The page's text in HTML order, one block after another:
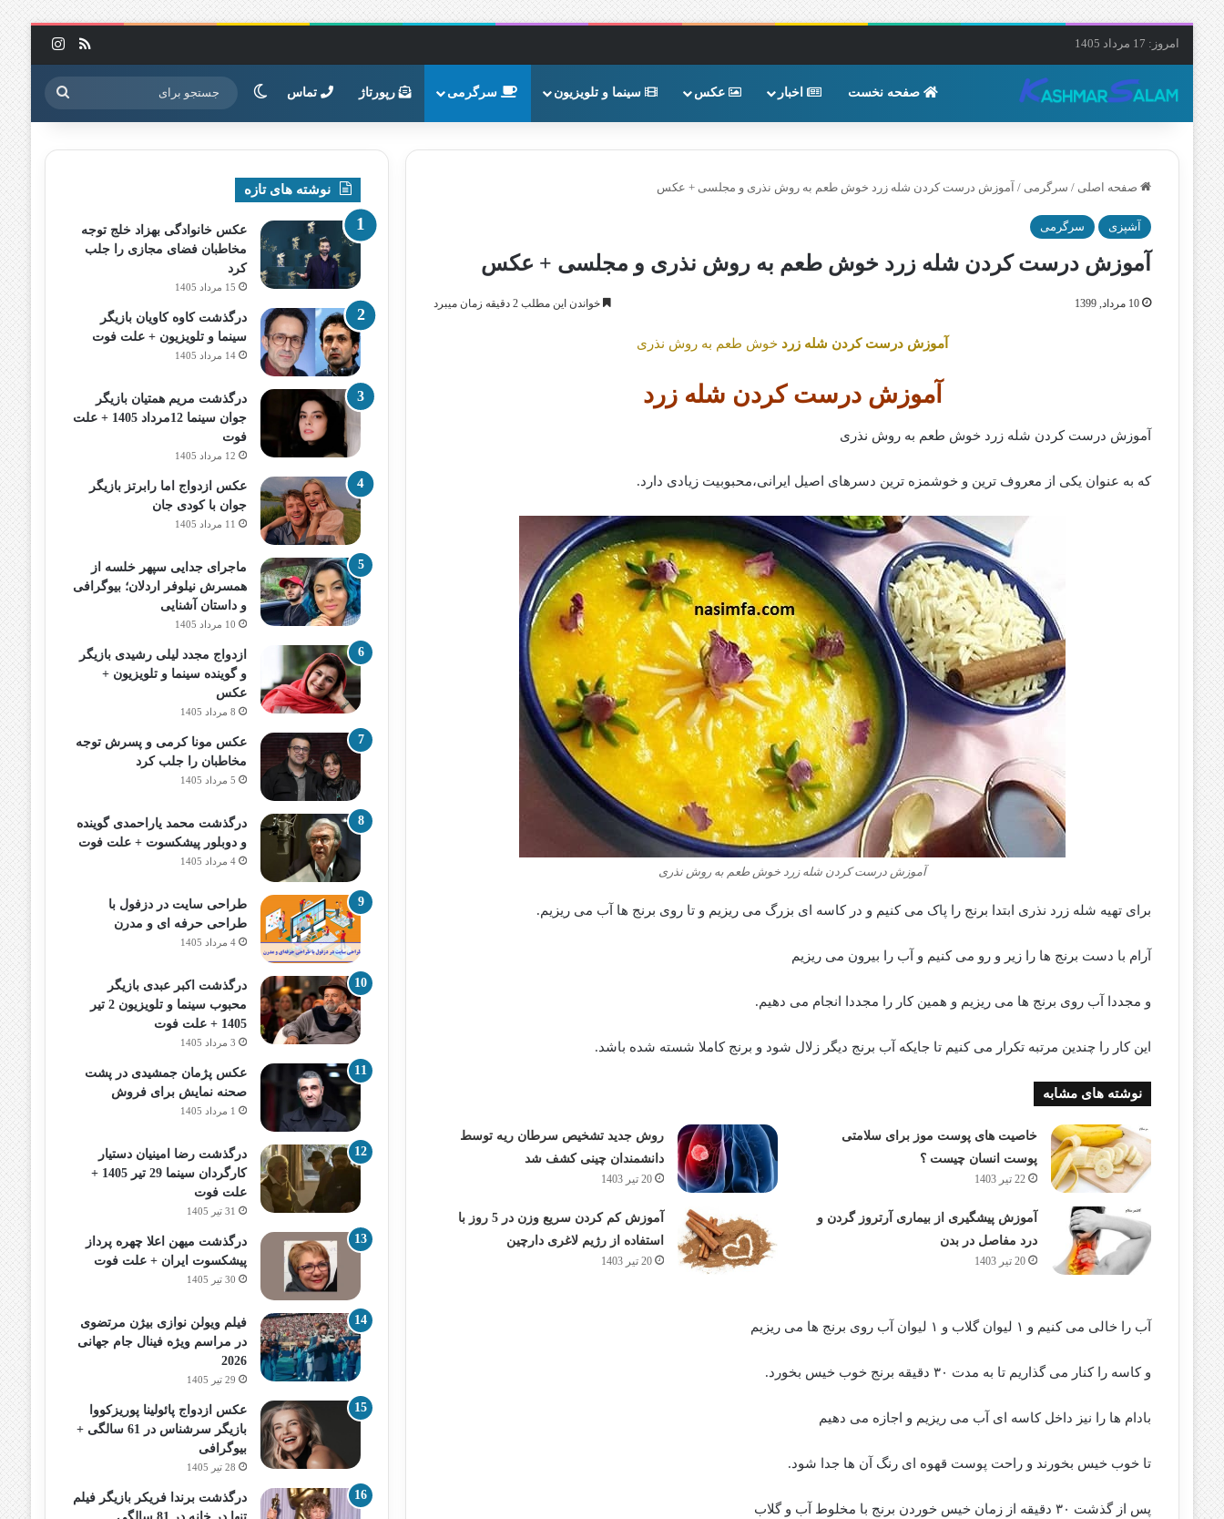
امروز: 17 مرداد 1405 خوراک
صفحه نخست اخبار عکس سینما و تلویزیون سرگرمی رپورتاژ تماس تغییر پوسته جستجو
برای
صفحه اصلی / سرگرمی / آموزش درست کردن شله زرد خوش طعم به روش نذری و مجلسی + عکس
آشپزی سرگرمی
آموزش درست کردن شله زرد خوش طعم به روش نذری و مجلسی + عکس
10 مرداد, 1399 خواندن این مطلب 2 دقیقه زمان میبرد
آموزش درست کردن شله زرد خوش طعم به روش نذری
آموزش درست کردن شله زرد
آموزش درست کردن شله زرد خوش طعم به روش نذری
که به عنوان یکی از معروف ترین و خوشمزه ترین دسرهای اصیل ایرانی،محبوبیت زیادی دارد.
آموزش درست کردن شله زرد خوش طعم به روش نذری
برای تهیه شله زرد نذری ابتدا برنج را پاک می کنیم و در کاسه ای بزرگ می ریزیم و تا روی برنج ها آب می ریزیم.
آرام با دست برنج ها را زیر و رو می کنیم و آب را بیرون می ریزیم
و مجددا آب روی برنج ها می ریزیم و همین کار را مجددا انجام می دهیم.
این کار را چندین مرتبه تکرار می کنیم تا جایکه آب برنج دیگر زلال شود و برنج کاملا شسته شده باشد.
نوشته های مشابه
خاصیت های پوست موز برای سلامتی
پوست انسان چیست ؟
22 تیر 1403
روش جدید تشخیص سرطان ریه توسط
دانشمندان چینی کشف شد
20 تیر 1403
آموزش پیشگیری از بیماری آرتروز گردن و
درد مفاصل در بدن
20 تیر 1403
آموزش کم کردن سریع وزن در 5 روز با
استفاده از رژیم لاغری دارچین
20 تیر 1403
آب را خالی می کنیم و ۱ لیوان گلاب و ۱ لیوان آب روی برنج ها می ریزیم
و کاسه را کنار می گذاریم تا به مدت ۳۰ دقیقه برنج خوب خیس بخورد.
بادام ها را نیز داخل کاسه ای آب می ریزیم و اجازه می دهیم
تا خوب خیس بخورند و راحت پوست قهوه ای رنگ آن ها جدا شود.
پس از گذشت ۳۰ دقیقه از زمان خیس خوردن برنج با مخلوط آب و گلاب
نوشته های تازه
عکس خانوادگی بهزاد خلج توجه
مخاطبان فضای مجازی را جلب
کرد
15 مرداد 1405
درگذشت کاوه کاویان بازیگر
سینما و تلویزیون + علت فوت
14 مرداد 1405
درگذشت مریم همتیان بازیگر
جوان سینما 12مرداد 1405 + علت
فوت
12 مرداد 1405
عکس ازدواج اما رابرتز بازیگر
جوان با کودی جان
11 مرداد 1405
ماجرای جدایی سپهر خلسه از
همسرش نیلوفر اردلان؛ بیوگرافی
و داستان آشنایی
10 مرداد 1405
ازدواج مجدد لیلی رشیدی بازیگر
و گوینده سینما و تلویزیون +
عکس
8 مرداد 1405
عکس مونا کرمی و پسرش توجه
مخاطبان را جلب کرد
5 مرداد 1405
درگذشت محمد یاراحمدی گوینده
و دوبلور پیشکسوت + علت فوت
4 مرداد 1405
طراحی سایت در دزفول با
طراحی حرفه‌ ای و مدرن
4 مرداد 1405
درگذشت اکبر عبدی بازیگر
محبوب سینما و تلویزیون 2 تیر
1405 + علت فوت
3 مرداد 1405
عکس پژمان جمشیدی در پشت
صحنه نمایش برای فروش
1 مرداد 1405
درگذشت رضا امینیان دستیار
کارگردان سینما 29 تیر 1405 +
علت فوت
31 تیر 1405
درگذشت میهن اعلا چهره پرداز
پیشکسوت ایران + علت فوت
30 تیر 1405
فیلم ویولن نوازی بیژن مرتضوی
در مراسم ویژه فینال جام جهانی
2026
29 تیر 1405
عکس ازدواج پائولینا پوریزکووا
بازیگر سرشناس در 61 سالگی +
بیوگرافی
28 تیر 1405
درگذشت برندا فریکر بازیگر فیلم